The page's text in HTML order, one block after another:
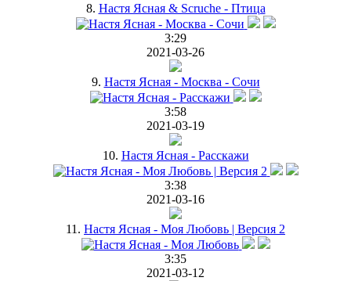
8. Настя Ясная & Scruche - Птица
3:29
2021-03-26
9. Настя Ясная - Москва - Сочи
3:58
2021-03-19
10. Настя Ясная - Расскажи
3:38
2021-03-16
11. Настя Ясная - Моя Любовь | Версия 2
3:35
2021-03-12